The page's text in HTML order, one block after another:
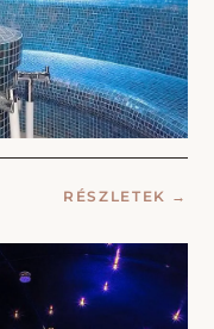
RÉSZLETEK →